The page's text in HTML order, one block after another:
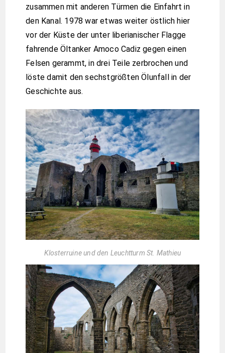
zusammen mit anderen Türmen die Einfahrt in
den Kanal. 1978 war etwas weiter östlich hier
vor der Küste der unter liberianischer Flagge
fahrende Öltanker Amoco Cadiz gegen einen
Felsen gerammt, in drei Teile zerbrochen und
löste damit den sechstgrößten Ölunfall in der
Geschichte aus.
Klosterruine und den Leuchtturm St. Mathieu